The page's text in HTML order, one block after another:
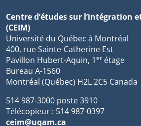
Centre d’études sur l’intégration
(CEIM)
Université du Québec à Montréal
400, rue Sainte-Catherine Est
Pavillon Hubert-Aquin, 1er étage
Bureau A-1560
Montréal (Québec) H2L 2C5 Canada
514 987-3000 poste 3910
Télécopieur : 514 987-0397
ceim@uqam.ca